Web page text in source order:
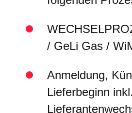
/ GeLi Gas /
Anmeldung,
Lieferbeginn inkl.